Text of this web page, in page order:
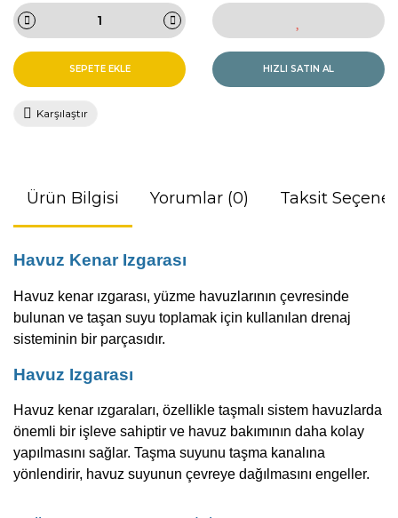
SEPETE EKLE HIZLI SATIN AL
Karşılaştır
Ürün Bilgisi Yorumlar (0) Taksit
Havuz Kenar Izgarası
Havuz kenar ızgarası, yüzme havuzlarının çevresinde
bulunan ve taşan suyu toplamak için kullanılan drenaj
sisteminin bir parçasıdır.
Havuz Izgarası
Havuz kenar ızgaraları, özellikle taşmalı sistem havuzlarda
önemli bir işleve sahiptir ve havuz bakımının daha kolay
yapılmasını sağlar. Taşma suyunu taşma kanalına
yönlendirir, havuz suyunun çevreye dağılmasını engeller.